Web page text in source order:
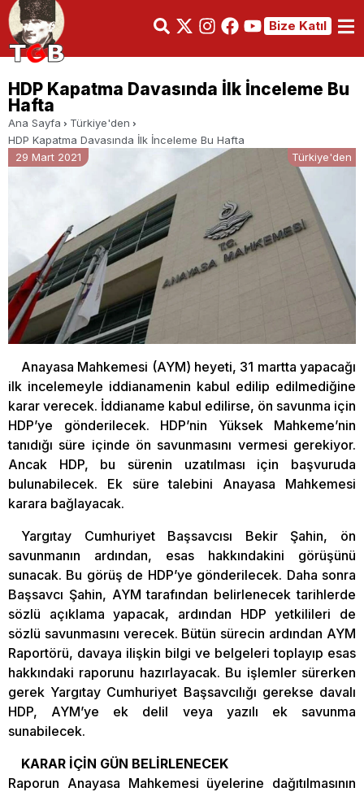
Bize Katıl
HDP Kapatma Davasında İlk İnceleme Bu
Hafta
Ana Sayfa
Türkiye'den
HDP Kapatma Davasında İlk İnceleme Bu Hafta
29 Mart 2021
Türkiye'den
Anayasa Mahkemesi (AYM) heyeti, 31 martta yapacağı
ilk incelemeyle iddianamenin kabul edilip edilmediğine
karar verecek. İddianame kabul edilirse, ön savunma için
HDP’ye gönderilecek. HDP’nin Yüksek Mahkeme’nin
tanıdığı süre içinde ön savunmasını vermesi gerekiyor.
Ancak HDP, bu sürenin uzatılması için başvuruda
bulunabilecek. Ek süre talebini Anayasa Mahkemesi
karara bağlayacak.
Yargıtay Cumhuriyet Başsavcısı Bekir Şahin, ön
savunmanın ardından, esas hakkındakini görüşünü
sunacak. Bu görüş de HDP’ye gönderilecek. Daha sonra
Başsavcı Şahin, AYM tarafından belirlenecek tarihlerde
sözlü açıklama yapacak, ardından HDP yetkilileri de
sözlü savunmasını verecek. Bütün sürecin ardından AYM
Raportörü, davaya ilişkin bilgi ve belgeleri toplayıp esas
hakkındaki raporunu hazırlayacak. Bu işlemler sürerken
gerek Yargıtay Cumhuriyet Başsavcılığı gerekse davalı
HDP, AYM’ye ek delil veya yazılı ek savunma
sunabilecek.
KARAR İÇİN GÜN BELİRLENECEK
Raporun Anayasa Mahkemesi üyelerine dağıtılmasının